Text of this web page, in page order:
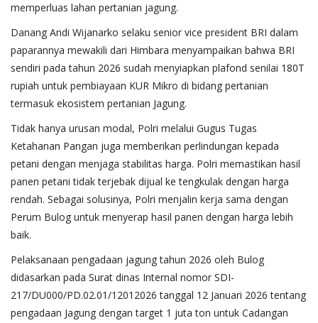
memperluas lahan pertanian jagung.
Danang Andi Wijanarko selaku senior vice president BRI dalam
paparannya mewakili dari Himbara menyampaikan bahwa BRI
sendiri pada tahun 2026 sudah menyiapkan plafond senilai 180T
rupiah untuk pembiayaan KUR Mikro di bidang pertanian
termasuk ekosistem pertanian Jagung.
Tidak hanya urusan modal, Polri melalui Gugus Tugas
Ketahanan Pangan juga memberikan perlindungan kepada
petani dengan menjaga stabilitas harga. Polri memastikan hasil
panen petani tidak terjebak dijual ke tengkulak dengan harga
rendah. Sebagai solusinya, Polri menjalin kerja sama dengan
Perum Bulog untuk menyerap hasil panen dengan harga lebih
baik.
Pelaksanaan pengadaan jagung tahun 2026 oleh Bulog
didasarkan pada Surat dinas Internal nomor SDI-
217/DU000/PD.02.01/12012026 tanggal 12 Januari 2026 tentang
pengadaan Jagung dengan target 1 juta ton untuk Cadangan